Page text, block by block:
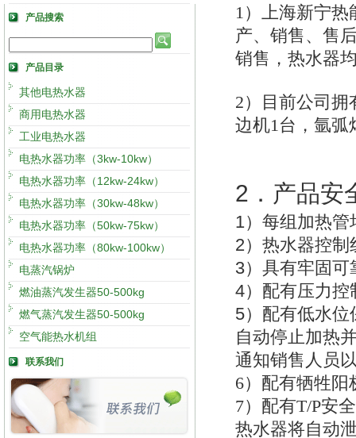
产品搜索
产品目录
其他电热水器
商用电热水器
工业电热水器
电热水器功率（3kw-10kw）
电热水器功率（12kw-24kw）
电热水器功率（30kw-48kw）
电热水器功率（50kw-75kw）
电热水器功率（80kw-100kw）
电蒸汽锅炉
燃油蒸汽发生器50-500kg
燃气蒸汽发生器50-500kg
空气能热水机组
联系我们
1）上海新宁
产、销售、售
销售，热水器
2）目前公司拥
边机1台，氩弧
2 ．产品
1）每组加热管
2）热水器控制
3）具有牢固
4）配有压力
5）配有低水位
自动停止加热
通知销售人员
6）配有牺牲
7）配有T/P安
热水器将自动